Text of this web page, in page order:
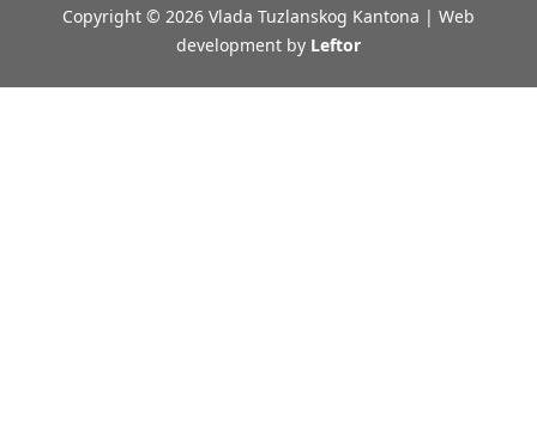
Copyright © 2026 Vlada Tuzlanskog Kantona | Web
development by Leftor